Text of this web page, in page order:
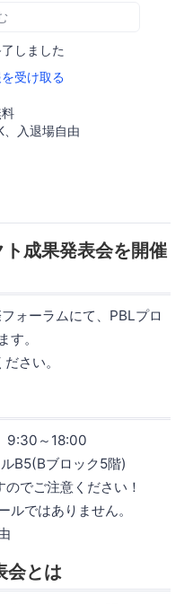
しました
受け取る
、入退場自由
成果発表会を開催
ォーラムにて、PBLプロ
す。
さい。
9:30～18:00
B5(Bブロック5階)
ご注意ください！
はありません。
会とは